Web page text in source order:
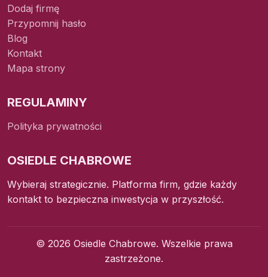
Dodaj firmę
Przypomnij hasło
Blog
Kontakt
Mapa strony
REGULAMINY
Polityka prywatności
OSIEDLE CHABROWE
Wybieraj strategicznie. Platforma firm, gdzie każdy
kontakt to bezpieczna inwestycja w przyszłość.
© 2026 Osiedle Chabrowe. Wszelkie prawa
zastrzeżone.